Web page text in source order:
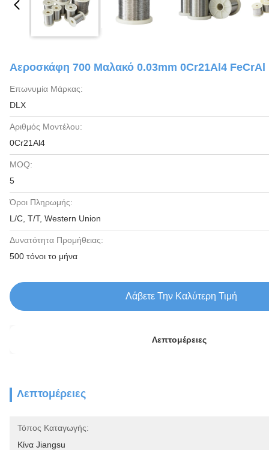
Αεροσκάφη 700 Μαλακό 0.03mm 0Cr21Al4
Επωνυμία Μάρκας:
DLX
Αριθμός Μοντέλου:
0Cr21Al4
MOQ:
5
Όροι Πληρωμής:
L/C, T/T, Western Union
Δυνατότητα Προμήθειας:
500 τόνοι το μήνα
Λάβετε Την Καλύτερη Τιμή
Λεπτομέρειες
Λεπτομέρειες
Τόπος Καταγωγής:
Κίνα Jiangsu